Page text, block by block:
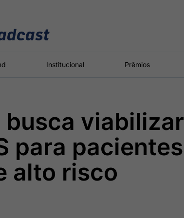
Institucional Prêmios
White Label
Plataforma para
conteúdos
personalizados
viabilizar
para pacientes
alto risco